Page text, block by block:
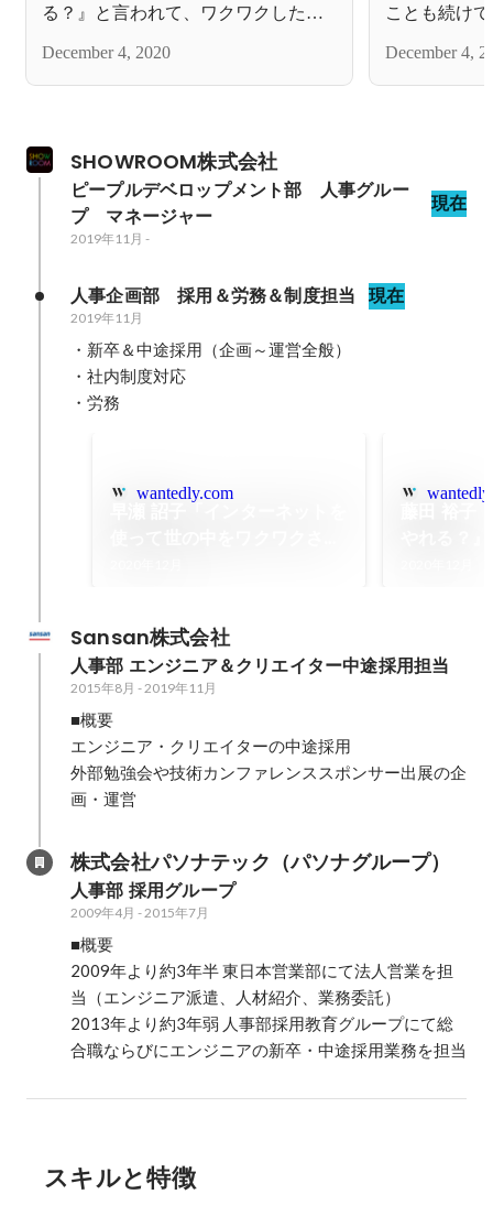
る？』と言われて、ワクワクしたん
December 4, 2020
ことも続け
December 4,
SHOWROOM株式会社
ピープルデベロップメント部　人事グルー
プ　マネージャー
現在
2019年11月 -
人事企画部　採用＆労務＆制度担当 現在
2019年11月
・新卒＆中途採用（企画～運営全般）
・社内制度対応
・労務
wantedly.com
Sansan株式会社
人事部 エンジニア＆クリエイター中途採用担当
2015年8月 - 2019年11月
■概要
エンジニア・クリエイターの中途採用
外部勉強会や技術カンファレンススポンサー出展の企
画・運営
株式会社パソナテック（パソナグループ）
人事部 採用グループ
2009年4月 - 2015年7月
■概要
2009年より約3年半 東日本営業部にて法人営業を担
当（エンジニア派遣、人材紹介、業務委託）
2013年より約3年弱 人事部採用教育グループにて総
合職ならびにエンジニアの新卒・中途採用業務を担当
スキルと特徴